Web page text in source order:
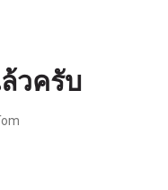
วครับ